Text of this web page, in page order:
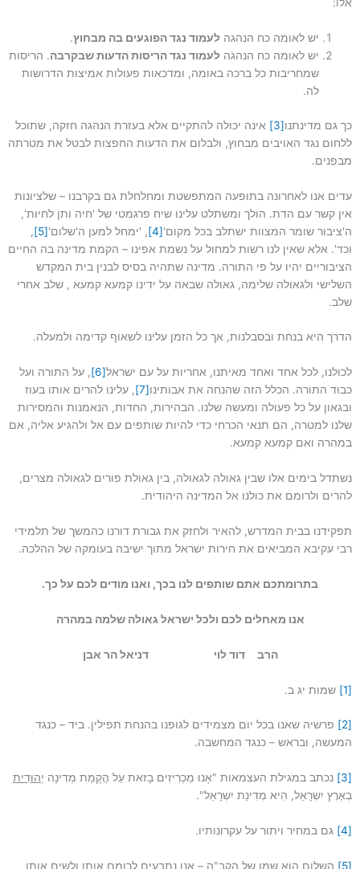
אלו:
יש לאומה כח הנהגהלעמוד נגד הפוגעים בה מבחוץ.
יש לאומה כח הנהגהלעמוד נגד הריסות הדעות שבקרבה. הריסות
שמחריבות כל ברכה באומה, ומדכאות פעולות אמיצות הדרושות
לה.
כך גם מדינתנו[3]
אינה יכולה להתקיים אלא בעזרת הנהגה חזקה, שתוכל
ללחום נגד האויבים מבחוץ, ולבלום את הדעות החפצות לבטל את מטרתה
מבפנים.
עדים אנו לאחרונה בתופעה המתפשטת ומחלחלת גם בקרבנו – שלציונות
אין קשר עם הדת. הולך ומשתלט עלינו שיח פרגמטי של 'חיה ותן לחיות',
ה'ציבור שומר המצוות ישתלב בכל מקום'[4] , 'ימחל למען ה'שלום'[5]
,
וכד'. אלא שאין לנו רשות למחול על נשמת אפינו – הקמת מדינה בה החיים
הציבוריים יהיו על פי התורה. מדינה שתהיה בסיס לבנין בית המקדש
השלישי ולגאולה שלימה, גאולה שבאה על ידינו קמעא קמעא , שלב אחרי
שלב.
הדרך היא בנחת ובסבלנות, אך כל הזמן עלינו לשאוף קדימה ולמעלה.
לכולנו, לכל אחד ואחד מאיתנו, אחריות על עם ישראל[6]
, על התורה ועל
כבוד התורה. הכלל הזה שהנחה את אבותינו[7]
, עלינו להרים אותו בעוז
ובגאון על כל פעולה ומעשה שלנו. הבהירות, החדות, הנאמנות והמסירות
שלנו למטרה, הם תנאי הכרחי כדי להיות שותפים עם אל ולהגיע אליה, אם
במהרה ואם קמעא קמעא.
נשתדל בימים אלו שבין גאולה לגאולה, בין גאולת פורים לגאולה מצרים,
להרים ולרומם את כולנו אל המדינה היהודית.
תפקידנו בבית המדרש, להאיר ולחזק את גבורת דורנו כהמשך של תלמידי
רבי עקיבא המביאים את חירות ישראל מתוך ישיבה בעומקה של ההלכה.
בתרומתכם אתם שותפים לנו בכך, ואנו מודים לכם על כך.
אנו מאחלים לכם ולכל ישראל גאולה שלמה במהרה
הרב דוד לוי דניאל הר אבן
[1] שמות יג ב.
[2]
פרשיה שאנו בכל יום מצמידים לגופנו בהנחת תפילין. ביד – כנגד
המעשה, ובראש – כנגד המחשבה.
[3] נכתב במגילת העצמאות "אָנוּ מַכְרִיזִים בָזאת עַל הֲקָמַת מְדִינָה יְהוּדִית
בְאֶרֶץ יִשְרָאֵל, הִיא מְדִינַת יִשְרָאֵל".
[4] גם במחיר ויתור על עקרונותיו.
[5] השלום הוא שמו של הקב"ה – אנו נתבעים לרומם אותו ולשים אותו